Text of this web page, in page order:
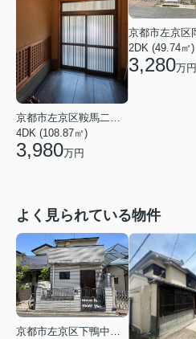
4DK (108.87㎡)
3,980万円
2DK (49.74㎡)
3,280万円
よく見られている物件